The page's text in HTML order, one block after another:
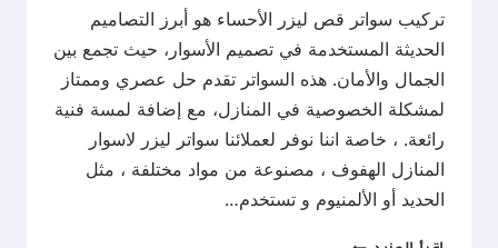
تركيب سواتر قص ليزر الأحساء هو أبرز التصاميم
الحديثة المستخدمة في تصميم الأسوار، حيث تجمع بين
الجمال والأمان. هذه السواتر تقدم حل عصري وممتاز
لمشكلة الخصوصية في المنازل، مع إضافة لمسة فنية
رائعة. ، خاصة اننا نوفر لعملائنا سواتر ليزر لاسوار
المنازل الهفوف ، مصنوعة من مواد مختلفة ، مثل
الحديد أو الألمنيوم و تستخدم…